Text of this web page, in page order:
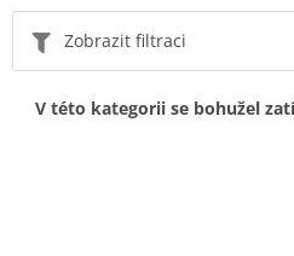
Zobrazit filtraci
V této kategorii se bohužel